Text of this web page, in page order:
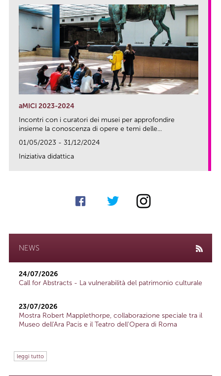
aMICi 2023-2024
Incontri con i curatori dei musei per approfondire
insieme la conoscenza di opere e temi delle...
01/05/2023 - 31/12/2024
Iniziativa didattica
NEWS
24/07/2026
Call for Abstracts - La vulnerabilità del patrimonio culturale
23/07/2026
Mostra Robert Mapplethorpe, collaborazione speciale tra il
Museo dell'Ara Pacis e il Teatro dell'Opera di Roma
leggi tutto